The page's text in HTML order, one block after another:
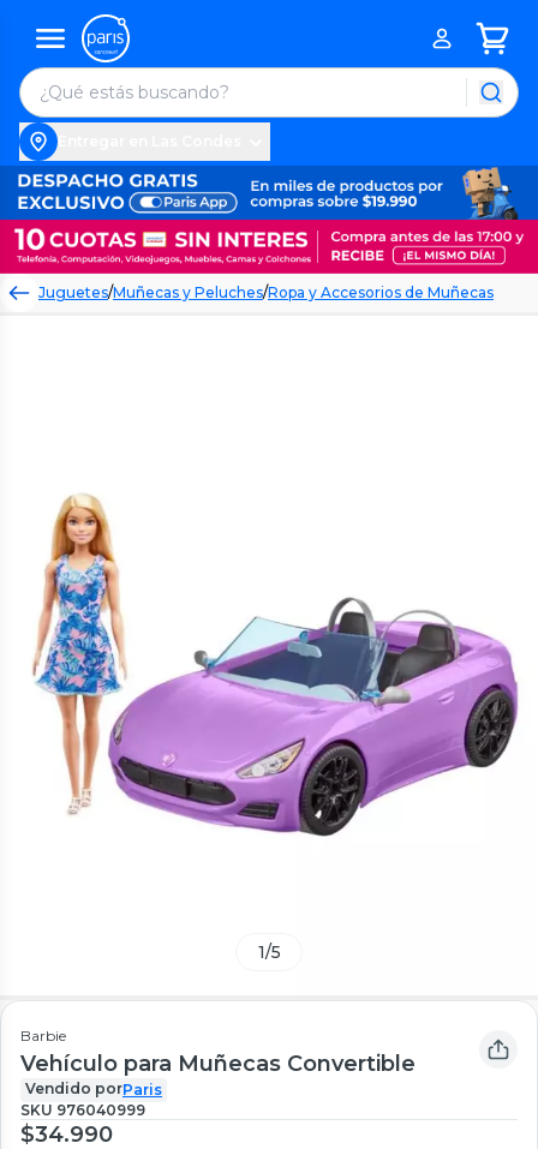
Juguetes/Muñecas y Peluches/Ropa y Accesorios de Muñecas
1/5
Barbie
Vehículo para Muñecas Convertible
Vendido porParis
SKU 976040999
$34.990